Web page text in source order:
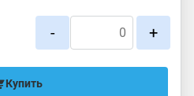
- +
Купить